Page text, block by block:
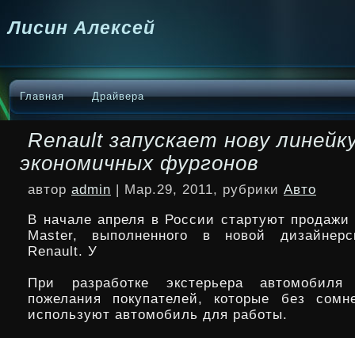
Лисин Алексей
Главная Драйвера
Renault запускает нову
экономичных фургонов
автор admin | Мар.29, 2011, рубрики Авто
В начале апреля в России стартуют продажи
Master, выполненного в новой
Renault. У
При разработке экстерьера
пожелания покупателей, которые без
используют автомобиль для работы.